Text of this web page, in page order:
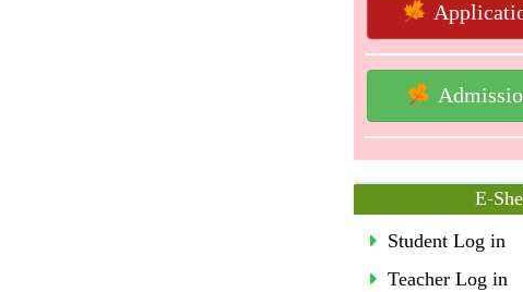
E-
Student Log in
Teacher Log in